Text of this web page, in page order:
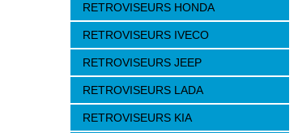
RETROVISEURS HONDA
RETROVISEURS IVECO
RETROVISEURS JEEP
RETROVISEURS LADA
RETROVISEURS KIA